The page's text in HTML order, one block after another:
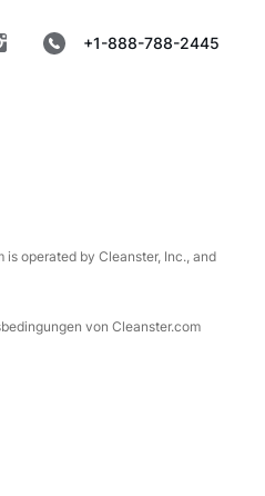
+1-888-788-2445
operated by Cleanster, Inc., and
von Cleanster.com